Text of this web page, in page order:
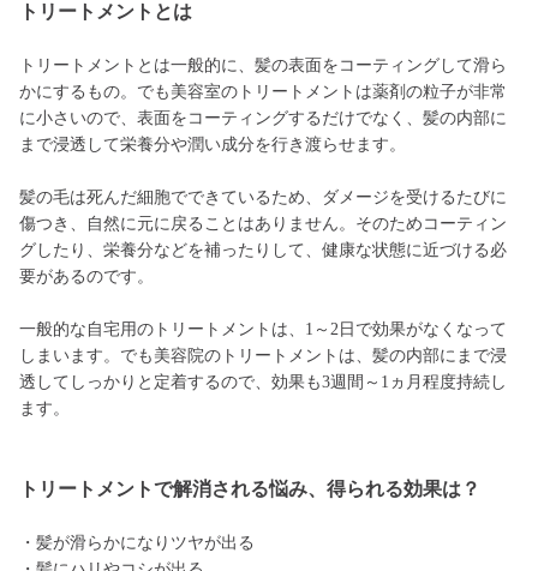
トリートメントとは
トリートメントとは一般的に、髪の表面をコーティングして滑ら
かにするもの。でも美容室のトリートメントは薬剤の粒子が非常
に小さいので、表面をコーティングするだけでなく、髪の内部に
まで浸透して栄養分や潤い成分を行き渡らせます。
髪の毛は死んだ細胞でできているため、ダメージを受けるたびに
傷つき、自然に元に戻ることはありません。そのためコーティン
グしたり、栄養分などを補ったりして、健康な状態に近づける必
要があるのです。
一般的な自宅用のトリートメントは、1～2日で効果がなくなって
しまいます。でも美容院のトリートメントは、髪の内部にまで浸
透してしっかりと定着するので、効果も3週間～1ヵ月程度持続し
ます。
トリートメントで解消される悩み、得られる効果は？
・髪が滑らかになりツヤが出る